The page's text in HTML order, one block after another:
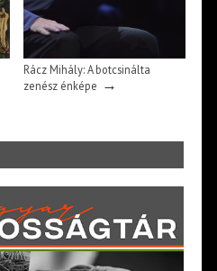
Rácz Mihály: A botcsinálta
zenész énképe →